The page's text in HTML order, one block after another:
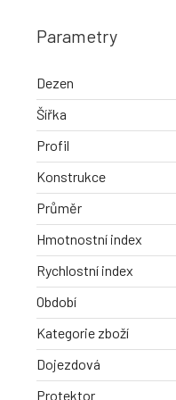
Parametry
Dezen
Šířka
Profil
Konstrukce
Průměr
Hmotnostní index
Rychlostní index
Období
Kategorie zboží
Dojezdová
Protektor